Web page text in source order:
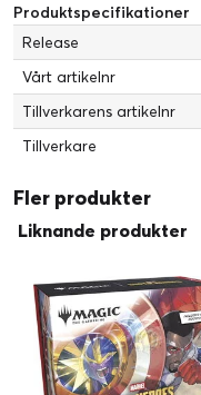
Produktspecifikationer
Release
Vårt artikelnr
Tillverkarens artikelnr
Tillverkare
Fler produkter
Liknande produkter